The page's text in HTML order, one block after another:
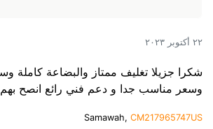
٢٢ أكتوبر ٢٠٢٣
شكرا جزيلا تغليف ممتاز والبضاعة كاملة
وسعر مناسب جدا و دعم فني رائع انصح
Samawah, CM217965747US